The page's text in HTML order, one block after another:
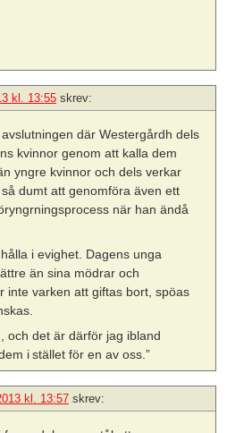
kl. 13:55 skrev:
där Westergårdh dels
kvinnor genom att kalla dem
yngre kvinnor och dels verkar
dumt att genomföra även ett
när han ändå
i evighet. Dagens unga
än sina mödrar och
inte ­varken att giftas bort, spöas
och det är därför jag ibland
i stället för en av oss.”
kl. 13:57 skrev: